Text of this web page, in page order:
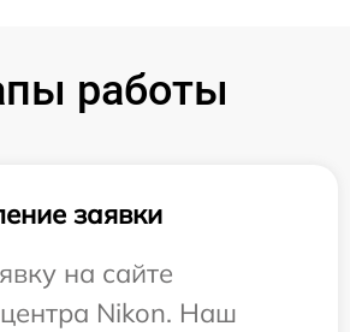
работы
заявки
на сайте
Nikon. Наш